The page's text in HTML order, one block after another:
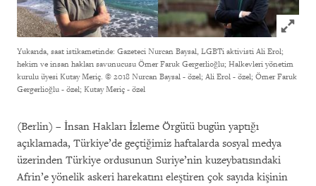
Click to
Yukarıda, saat istikametinde: Gazeteci Nurcan Baysal, LGBTi aktivisti Ali Erol;
hekim ve insan hakları savunucusu Ömer Faruk Gergerlioğlu; Halkevleri yönetim
kurulu üyesi Kutay Meriç. © 2018 Nurcan Baysal - özel; Ali Erol - özel; Ömer Faruk
Gergerlioğlu - özel; Kutay Meriç - özel
(Berlin) – İnsan Hakları İzleme Örgütü bugün yaptığı
açıklamada, Türkiye’de geçtiğimiz haftalarda sosyal medya
üzerinden Türkiye ordusunun Suriye’nin kuzeybatısındaki
Afrin’e yönelik askeri harekatını eleştiren çok sayıda kişinin